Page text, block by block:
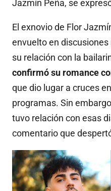
Jazmín Peña, se
El exnovio de Flor
envuelto en
su relación con la
confirmó su romance
que dio lugar a cruces
programas. Sin
tuvo relación con esas
comentario que